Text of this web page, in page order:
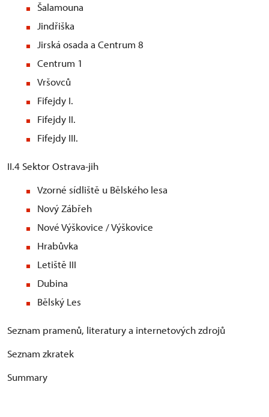
Šalamouna
Jindřiška
Jirská osada a Centrum 8
Centrum 1
Vršovců
Fifejdy I.
Fifejdy II.
Fifejdy III.
II.4 Sektor Ostrava-jih
Vzorné sídliště u Bělského lesa
Nový Zábřeh
Nové Výškovice / Výškovice
Hrabůvka
Letiště III
Dubina
Bělský Les
Seznam pramenů, literatury a internetových zdrojů
Seznam zkratek
Summary